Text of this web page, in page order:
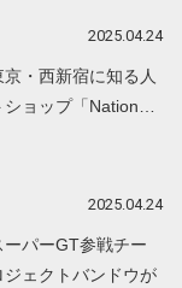
2025.04.24
京・西新宿に知る人
ョップ「Nation…
2025.04.24
ーパーGT参戦チー
ジェクトバンドウが